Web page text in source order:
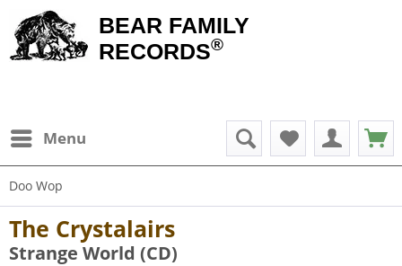
BEAR FAMILY
RECORDS®
Menu
Doo Wop
The Crystalairs
Strange World (CD)